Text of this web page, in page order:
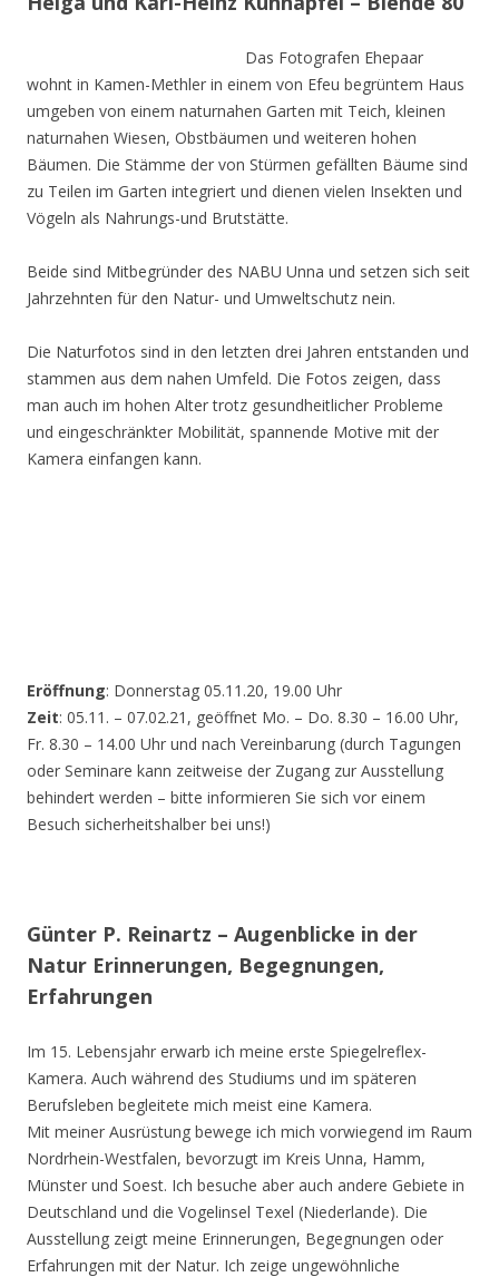
Das Fotografen Ehepaar
wohnt in Kamen-Methler in einem von Efeu begrüntem Haus
umgeben von einem naturnahen Garten mit Teich, kleinen
naturnahen Wiesen, Obstbäumen und weiteren hohen
Bäumen. Die Stämme der von Stürmen gefällten Bäume sind
zu Teilen im Garten integriert und dienen vielen Insekten und
Vögeln als Nahrungs-und Brutstätte.
Beide sind Mitbegründer des NABU Unna und setzen sich seit
Jahrzehnten für den Natur- und Umweltschutz nein.
Die Naturfotos sind in den letzten drei Jahren entstanden und
stammen aus dem nahen Umfeld. Die Fotos zeigen, dass
man auch im hohen Alter trotz gesundheitlicher Probleme
und eingeschränkter Mobilität, spannende Motive mit der
Kamera einfangen kann.
Eröffnung: Donnerstag 05.11.20, 19.00 Uhr
Zeit: 05.11. – 07.02.21, geöffnet Mo. – Do. 8.30 – 16.00 Uhr,
Fr. 8.30 – 14.00 Uhr und nach Vereinbarung (durch Tagungen
oder Seminare kann zeitweise der Zugang zur Ausstellung
behindert werden – bitte informieren Sie sich vor einem
Besuch sicherheitshalber bei uns!)
Günter P. Reinartz – Augenblicke in der
Natur Erinnerungen, Begegnungen,
Erfahrungen
Im 15. Lebensjahr erwarb ich meine erste Spiegelreflex-
Kamera. Auch während des Studiums und im späteren
Berufsleben begleitete mich meist eine Kamera.
Mit meiner Ausrüstung bewege ich mich vorwiegend im Raum
Nordrhein-Westfalen, bevorzugt im Kreis Unna, Hamm,
Münster und Soest. Ich besuche aber auch andere Gebiete in
Deutschland und die Vogelinsel Texel (Niederlande). Die
Ausstellung zeigt meine Erinnerungen, Begegnungen oder
Erfahrungen mit der Natur. Ich zeige ungewöhnliche